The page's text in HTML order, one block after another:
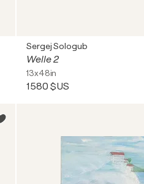
Sergej Sologub
Welle 2
13x48in
1 580 $US